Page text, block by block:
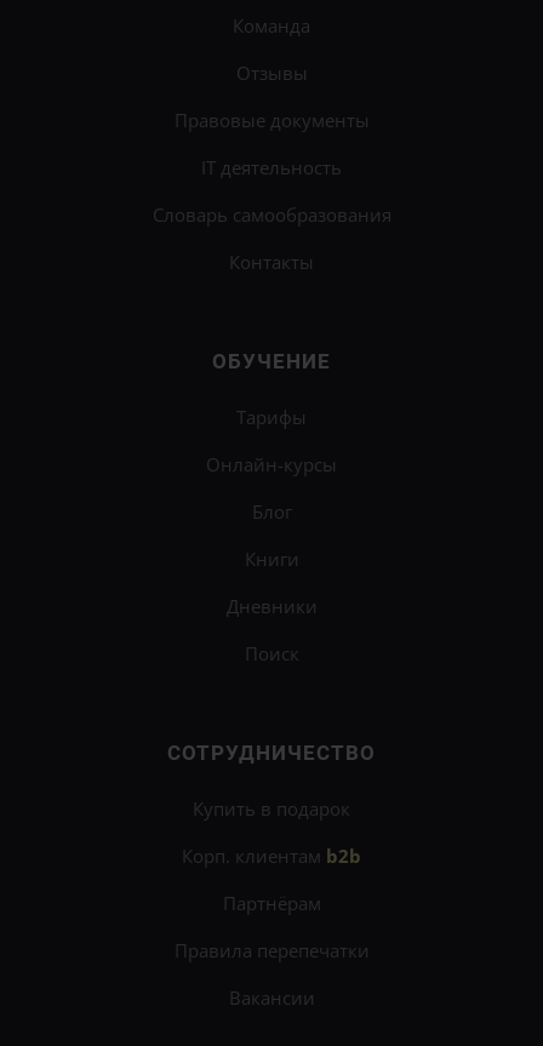
Команда
Отзывы
Правовые документы
IT деятельность
Словарь самообразования
Контакты
ОБУЧЕНИЕ
Тарифы
Онлайн-курсы
Блог
Книги
Дневники
Поиск
СОТРУДНИЧЕСТВО
Купить в подарок
Корп. клиентам b2b
Партнёрам
Правила перепечатки
Вакансии